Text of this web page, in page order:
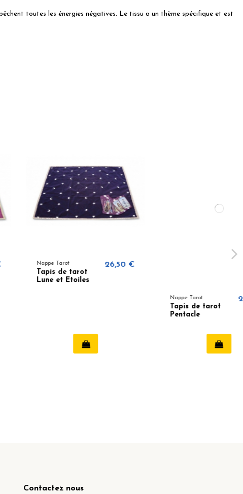
toutes les énergies négatives. Le tissu a un thème spécifique et est
Tarot
de tarot
et Etoiles
26,50 €
Tapis de tarot
26,50 €
Contactez nous